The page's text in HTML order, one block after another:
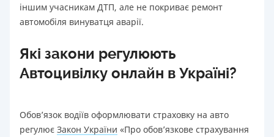
іншим учасникам ДТП, але не покриває ремонт
автомобіля винуватця аварії.
Які закони регулюють
Автоцивілку онлайн в Україні?
Обов’язок водіїв оформлювати страховку на авто
регулює Закон України «Про обов’язкове страхування